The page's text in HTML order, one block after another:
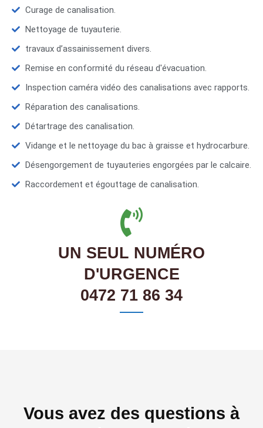
Curage de canalisation.
Nettoyage de tuyauterie.
travaux d’assainissement divers.
Remise en conformité du réseau d'évacuation.
Inspection caméra vidéo des canalisations avec rapports.
Réparation des canalisations.
Détartrage des canalisation.
Vidange et le nettoyage du bac à graisse et hydrocarbure.
Désengorgement de tuyauteries engorgées par le calcaire.
Raccordement et égouttage de canalisation.
UN SEUL NUMÉRO
D'URGENCE
0472 71 86 34
Vous avez des questions à